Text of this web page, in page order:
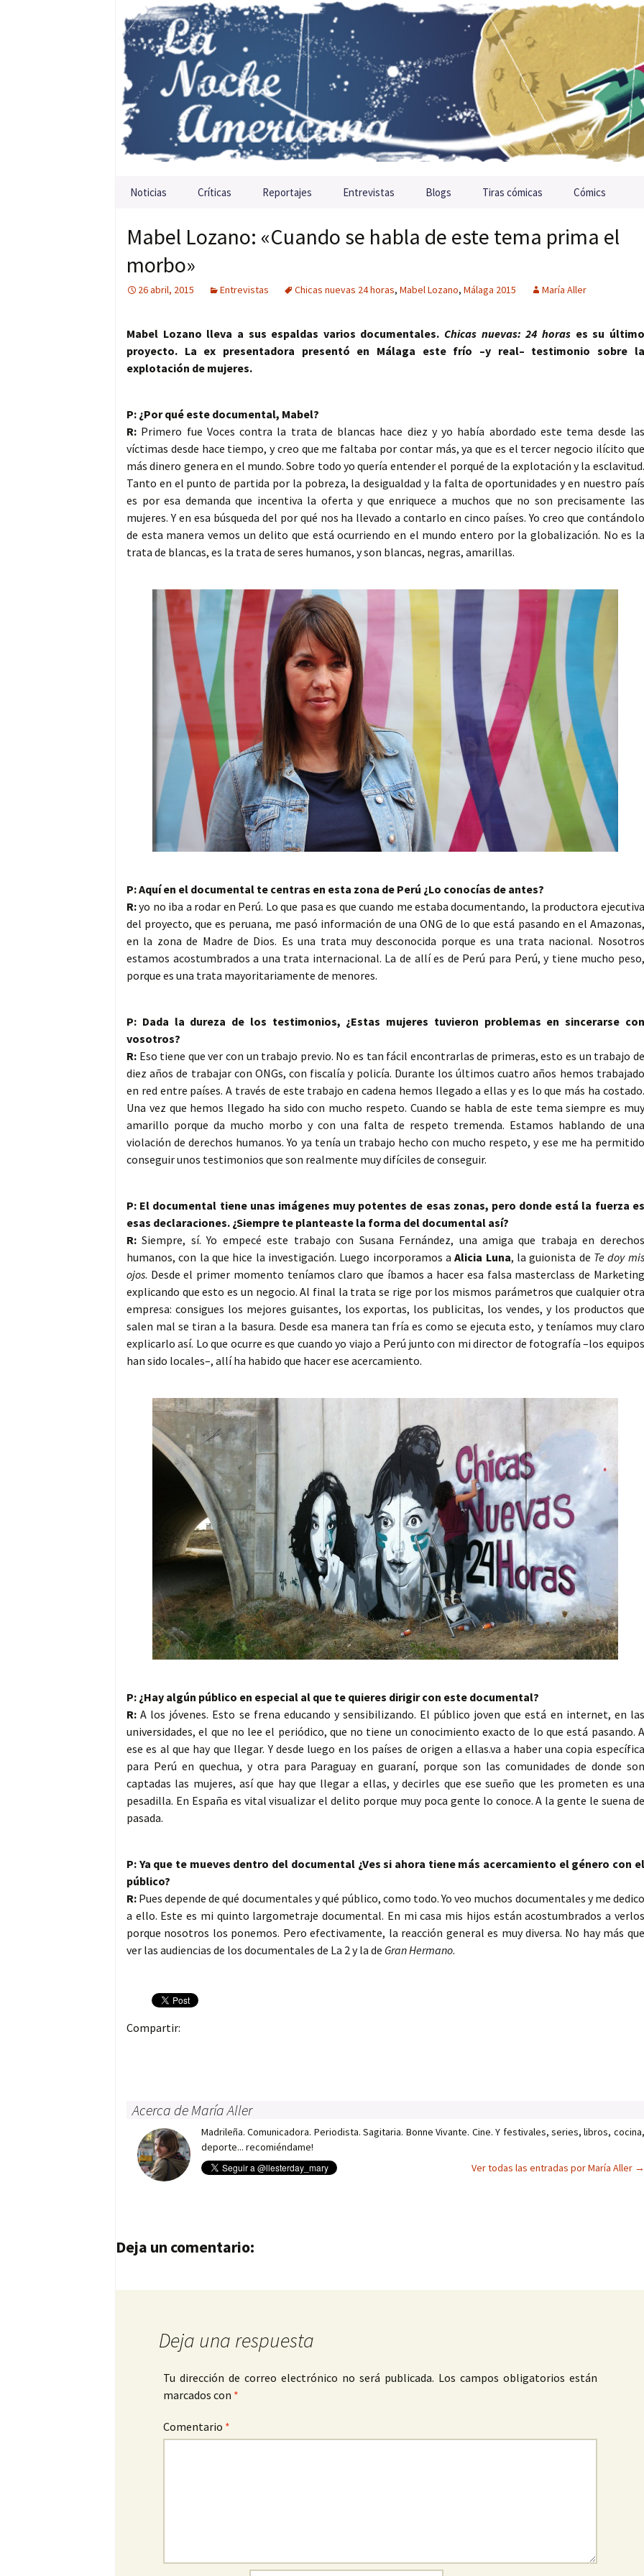
Saltar al contenido
Noticias Críticas Reportajes Entrevistas Blogs Tiras cómicas Cómics
Mabel Lozano: «Cuando se habla de este tema prima el
morbo»
26 abril, 2015 Entrevistas Chicas nuevas 24 horas, Mabel Lozano, Málaga 2015 María Aller
Mabel Lozano lleva a sus espaldas varios documentales. Chicas nuevas: 24 horases su último
proyecto. La ex presentadora presentó en Málaga este frío –y real– testimonio sobre la
explotación de mujeres.
P: ¿Por qué este documental, Mabel?
R: Primero fue Voces contra la trata de blancas hace diez y yo había abordado este tema desde las
víctimas desde hace tiempo, y creo que me faltaba por contar más, ya que es el tercer negocio ilícito que
más dinero genera en el mundo. Sobre todo yo quería entender el porqué de la explotación y la esclavitud.
Tanto en el punto de partida por la pobreza, la desigualdad y la falta de oportunidades y en nuestro país
es por esa demanda que incentiva la oferta y que enriquece a muchos que no son precisamente las
mujeres. Y en esa búsqueda del por qué nos ha llevado a contarlo en cinco países. Yo creo que contándolo
de esta manera vemos un delito que está ocurriendo en el mundo entero por la globalización. No es la
trata de blancas, es la trata de seres humanos, y son blancas, negras, amarillas.
P: Aquí en el documental te centras en esta zona de Perú ¿Lo conocías de antes?
R:yo no iba a rodar en Perú. Lo que pasa es que cuando me estaba documentando, la productora ejecutiva
del proyecto, que es peruana, me pasó información de una ONG de lo que está pasando en el Amazonas,
en la zona de Madre de Dios. Es una trata muy desconocida porque es una trata nacional. Nosotros
estamos acostumbrados a una trata internacional. La de allí es de Perú para Perú, y tiene mucho peso,
porque es una trata mayoritariamente de menores.
P: Dada la dureza de los testimonios, ¿Estas mujeres tuvieron problemas en sincerarse con
vosotros?
R: Eso tiene que ver con un trabajo previo. No es tan fácil encontrarlas de primeras, esto es un trabajo de
diez años de trabajar con ONGs, con fiscalía y policía. Durante los últimos cuatro años hemos trabajado
en red entre países. A través de este trabajo en cadena hemos llegado a ellas y es lo que más ha costado.
Una vez que hemos llegado ha sido con mucho respeto. Cuando se habla de este tema siempre es muy
amarillo porque da mucho morbo y con una falta de respeto tremenda. Estamos hablando de una
violación de derechos humanos. Yo ya tenía un trabajo hecho con mucho respeto, y ese me ha permitido
conseguir unos testimonios que son realmente muy difíciles de conseguir.
P: El documental tiene unas imágenes muy potentes de esas zonas, pero donde está la fuerza es
esas declaraciones. ¿Siempre te planteaste la forma del documental así?
R:Siempre, sí. Yo empecé este trabajo con Susana Fernández, una amiga que trabaja en derechos
humanos, con la que hice la investigación. Luego incorporamos aAlicia Luna, la guionista de Te doy mis
ojos. Desde el primer momento teníamos claro que íbamos a hacer esa falsa masterclass de Marketing
explicando que esto es un negocio. Al final la trata se rige por los mismos parámetros que cualquier otra
empresa: consigues los mejores guisantes, los exportas, los publicitas, los vendes, y los productos que
salen mal se tiran a la basura. Desde esa manera tan fría es como se ejecuta esto, y teníamos muy claro
explicarlo así. Lo que ocurre es que cuando yo viajo a Perú junto con mi director de fotografía –los equipos
han sido locales–, allí ha habido que hacer ese acercamiento.
P: ¿Hay algún público en especial al que te quieres dirigir con este documental?
R: A los jóvenes. Esto se frena educando y sensibilizando. El público joven que está en internet, en las
universidades, el que no lee el periódico, que no tiene un conocimiento exacto de lo que está pasando. A
ese es al que hay que llegar. Y desde luego en los países de origen a ellas.va a haber una copia específica
para Perú en quechua, y otra para Paraguay en guaraní, porque son las comunidades de donde son
captadas las mujeres, así que hay que llegar a ellas, y decirles que ese sueño que les prometen es una
pesadilla. En España es vital visualizar el delito porque muy poca gente lo conoce. A la gente le suena de
pasada.
P: Ya que te mueves dentro del documental ¿Ves si ahora tiene más acercamiento el género con el
público?
R: Pues depende de qué documentales y qué público, como todo. Yo veo muchos documentales y me dedico
a ello. Este es mi quinto largometraje documental. En mi casa mis hijos están acostumbrados a verlos
porque nosotros los ponemos. Pero efectivamente, la reacción general es muy diversa. No hay más que
ver las audiencias de los documentales de La 2 y la de Gran Hermano.
Compartir:
Acerca de María Aller
Madrileña. Comunicadora. Periodista. Sagitaria. Bonne Vivante. Cine. Y festivales, series, libros, cocina,
deporte... recomiéndame!
Ver todas las entradas por María Aller →
Navegación de entradas
Deja un comentario:
Deja una respuesta
Tu dirección de correo electrónico no será publicada. Los campos obligatorios están
marcados con *
Comentario *